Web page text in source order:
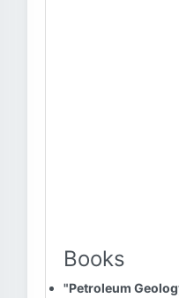
Books
"Petroleum